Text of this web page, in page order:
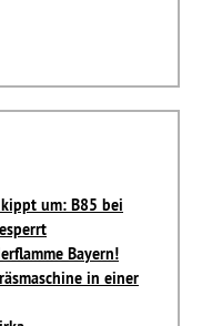
um: B85 bei
Bayern!
in einer